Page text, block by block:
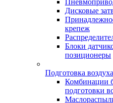
Дисковые
крепеж
Блоки
позиционеры
Подготовка воздуха
Комбинации
подготовки